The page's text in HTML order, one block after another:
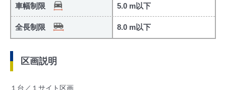
車幅制限 5.0 m以下
全長制限 8.0 m以下
区画説明
１台／１サイト区画